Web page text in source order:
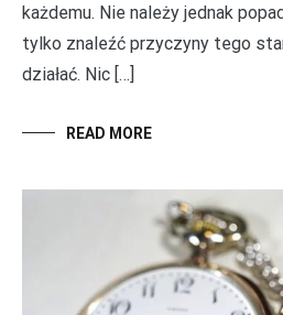
każdemu. Nie należy jednak
tylko znaleźć przyczyny tego
działać. Nic […]
READ MORE